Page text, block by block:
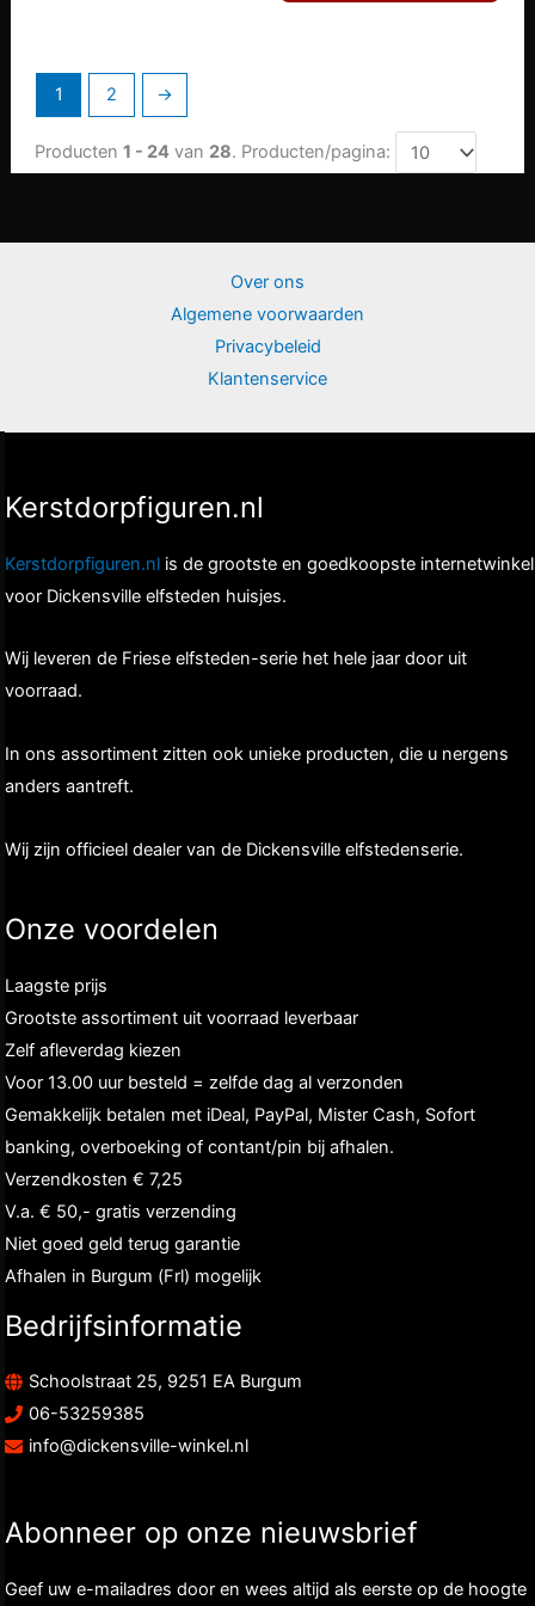
1 2 →
Producten 1 - 24van 28. Producten/pagina:
Over ons
Algemene voorwaarden
Privacybeleid
Klantenservice
Kerstdorpfiguren.nl
Kerstdorpfiguren.nl is de grootste en goedkoopste internetwinkel
voor Dickensville elfsteden huisjes.
Wij leveren de Friese elfsteden-serie het hele jaar door uit
voorraad.
In ons assortiment zitten ook unieke producten, die u nergens
anders aantreft.
Wij zijn officieel dealer van de Dickensville elfstedenserie.
Onze voordelen
Laagste prijs
Grootste assortiment uit voorraad leverbaar
Zelf afleverdag kiezen
Voor 13.00 uur besteld = zelfde dag al verzonden
Gemakkelijk betalen met iDeal, PayPal, Mister Cash, Sofort
banking, overboeking of contant/pin bij afhalen.
Verzendkosten € 7,25
V.a. € 50,- gratis verzending
Niet goed geld terug garantie
Afhalen in Burgum (Frl) mogelijk
Bedrijfsinformatie
Schoolstraat 25, 9251 EA Burgum
06-53259385
info@dickensville-winkel.nl
Abonneer op onze nieuwsbrief
Geef uw e-mailadres door en wees altijd als eerste op de hoogte